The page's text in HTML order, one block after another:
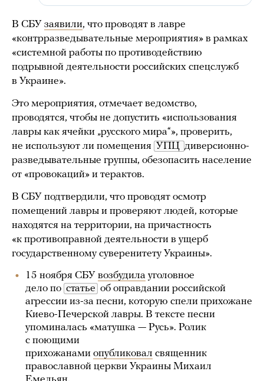
В СБУ заявили, что проводят в лавре
«контрразведывательные мероприятия» в рамках
«системной работы по противодействию
подрывной деятельности российских спецслужб
в Украине».
Это мероприятия, отмечает ведомство,
проводятся, чтобы не допустить «использования
лавры как ячейки „русского мира“», проверить,
не используют ли помещения УПЦ диверсионно-
разведывательные группы, обезопасить население
от «провокаций» и терактов.
В СБУ подтвердили, что проводят осмотр
помещений лавры и проверяют людей, которые
находятся на территории, на причастность
«к противоправной деятельности в ущерб
государственному суверенитету Украины».
15 ноября СБУ возбудила уголовное
дело по статье об оправдании российской
агрессии из-за песни, которую спели прихожане
Киево-Печерской лавры. В тексте песни
упоминалась «матушка — Русь». Ролик
с поющими
прихожанами опубликовал священник
православной церкви Украины Михаил